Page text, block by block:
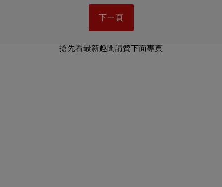
下一頁
搶先看最新趣聞請贊下面專頁